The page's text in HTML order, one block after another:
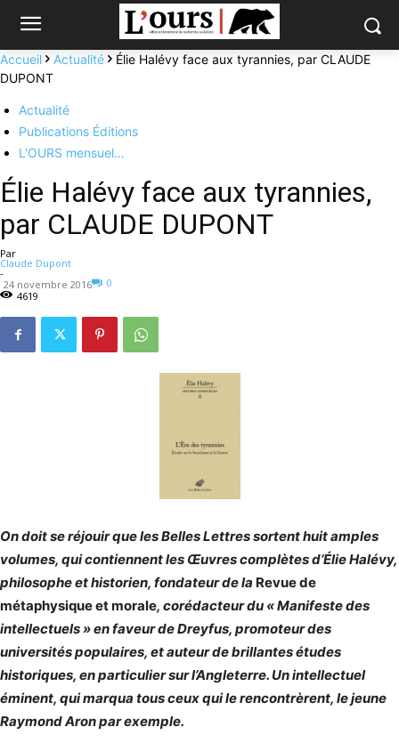
Accueil Actualité
Élie Halévy face aux tyrannies, par CLAUDE
DUPONT
Actualité
Publications Éditions
L'OURS mensuel…
Élie Halévy face aux tyrannies,
par CLAUDE DUPONT
Par
Claude Dupont
-
24 novembre 2016
0
4619
On doit se réjouir que les Belles Lettres sortent huit amples
volumes, qui contiennent les Œuvres complètes d’Élie Halévy,
philosophe et historien, fondateur de la Revue de
métaphysique et morale, corédacteur du « Manifeste des
intellectuels » en faveur de Dreyfus, promoteur des
universités populaires, et auteur de brillantes études
historiques, en particulier sur l’Angleterre. Un intellectuel
éminent, qui marqua tous ceux qui le rencontrèrent, le jeune
Raymond Aron par exemple.